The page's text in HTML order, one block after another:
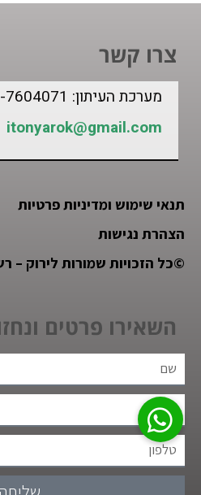
צרו קשר
מערכת העיתון: 09-7604071
itonyarok@gmail.com
תנאי שימוש ומדיניות פרטיות
הצהרת נגישות
©כל הזכויות שמורות לירוק –
השאירו פרטים